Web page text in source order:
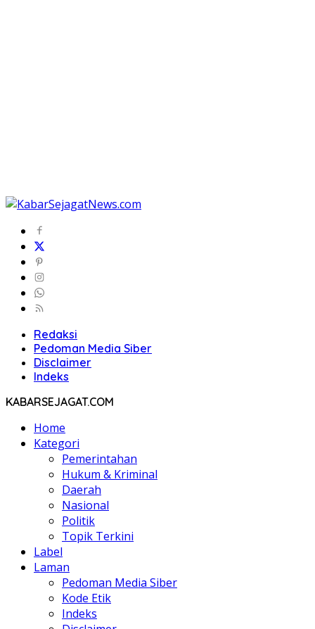
Redaksi
Pedoman Media Siber
Disclaimer
Indeks
KABARSEJAGAT.COM
Home
Kategori
Pemerintahan
Hukum & Kriminal
Daerah
Nasional
Politik
Topik Terkini
Label
Laman
Pedoman Media Siber
Kode Etik
Indeks